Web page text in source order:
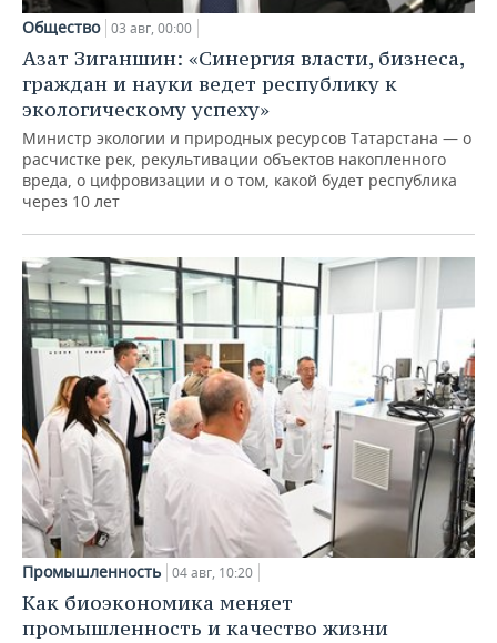
Общество 03 авг, 00:00
Азат Зиганшин: «Синергия власти, бизнеса,
граждан и науки ведет республику к
экологическому успеху»
Министр экологии и природных ресурсов Татарстана — о
расчистке рек, рекультивации объектов накопленного
вреда, о цифровизации и о том, какой будет республика
через 10 лет
Промышленность 04 авг, 10:20
Как биоэкономика меняет
промышленность и качество жизни